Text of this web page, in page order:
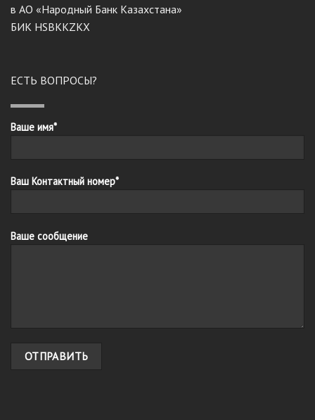
в АО «Народный Банк Казахстана»
БИК HSBKKZKX
ЕСТЬ ВОПРОСЫ?
Ваше имя*
Ваш Контактный номер*
Ваше сообщение